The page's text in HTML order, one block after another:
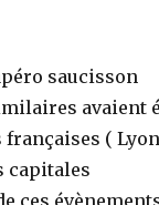
saucisson
avaient
françaises (
capitales